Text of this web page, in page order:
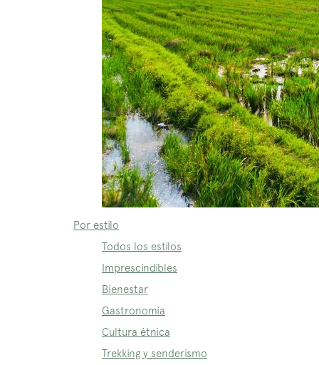
Por estilo
Todos los estilos
Imprescindibles
Bienestar
Gastronomía
Cultura étnica
Trekking y senderismo